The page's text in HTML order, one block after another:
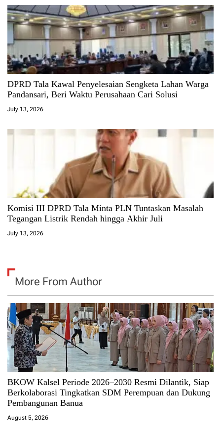
DPRD Tala Kawal Penyelesaian Sengketa Lahan Warga
Pandansari, Beri Waktu Perusahaan Cari Solusi
July 13, 2026
Komisi III DPRD Tala Minta PLN Tuntaskan Masalah
Tegangan Listrik Rendah hingga Akhir Juli
July 13, 2026
More From Author
BKOW Kalsel Periode 2026–2030 Resmi Dilantik, Siap
Berkolaborasi Tingkatkan SDM Perempuan dan Dukung
Pembangunan Banua
August 5, 2026